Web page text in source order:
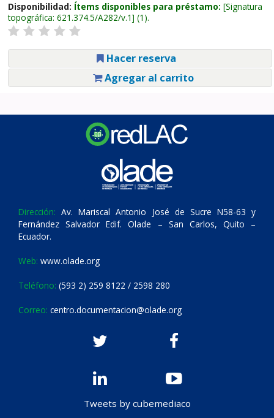
Disponibilidad: Ítems disponibles para préstamo: Signatura
topográfica: 621.374.5/A282/v.1 (1).
Hacer reserva
Agregar al carrito
Dirección: Av. Mariscal Antonio José de Sucre N58-63 y
Fernández Salvador Edif. Olade – San Carlos, Quito –
Ecuador.
Web: www.olade.org
Teléfono: (593 2) 259 8122 / 2598 280
Correo: centro.documentacion@olade.org
Tweets by cubemediaco